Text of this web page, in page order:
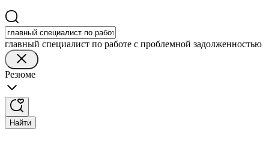
главный специалист по работе с проблемной задолженностью
Резюме
Найти